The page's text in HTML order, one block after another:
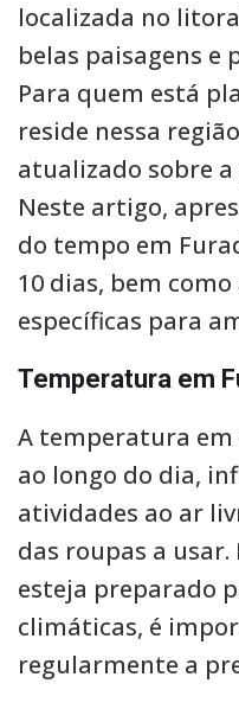
localizada no
belas paisagens e
Para quem está
reside nessa
atualizado sobre
Neste artigo,
do tempo em
10 dias, bem
específicas para
Temperatura em
A temperatura
ao longo do dia,
atividades ao ar
das roupas a
esteja preparado
climáticas, é
regularmente a